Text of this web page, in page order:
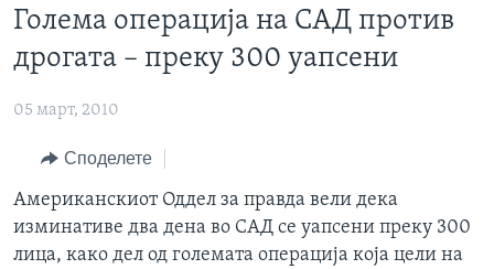
Премини
на
главната
Премини
за
навигација
Пребарувај
МАКЕДОНИЈА
СВЕТ
ЕКОНОМИЈА
ФОТОГАЛЕРИИ
ДОКУМЕНТАРЦИ
АРХИВИРАНА ПРОГРАМА
NEWSFLASH - АРХИВА
ВЕСТИ ОД САД ВО МИНУТА - АРХИВА
ЗА НАС
Learning English
Голема операција на САД против
дрогата – преку 300 уапсени
05 март, 2010
Споделете
Американскиот Оддел за правда вели дека
изминативе два дена во САД се уапсени преку 300
лица, како дел од големата операција која цели на